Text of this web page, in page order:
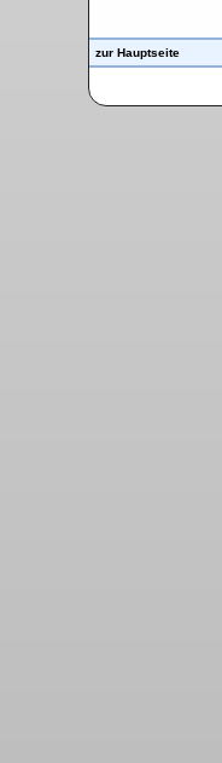
zur Hauptseite